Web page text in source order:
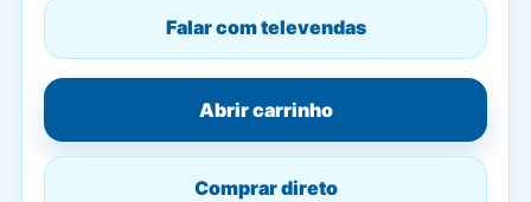
Falar com televendas
Abrir carrinho
Comprar direto